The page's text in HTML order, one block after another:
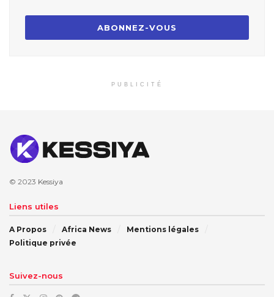
PUBLICITÉ
© 2023 Kessiya
Liens utiles
A Propos Africa News
Mentions légales
Politique privée
Suivez-nous